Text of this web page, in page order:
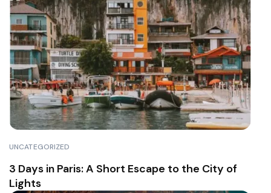
UNCATEGORIZED
3 Days in Paris: A Short Escape to the City of
Lights